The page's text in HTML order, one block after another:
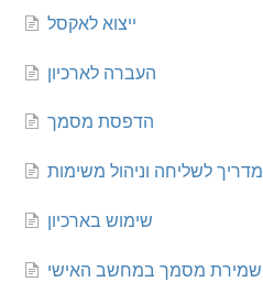
ייצוא לאקסל
העברה לארכיון
הדפסת מסמך
מדריך לשליחה וניהול משימות
שימוש בארכיון
שמירת מסמך במחשב האישי